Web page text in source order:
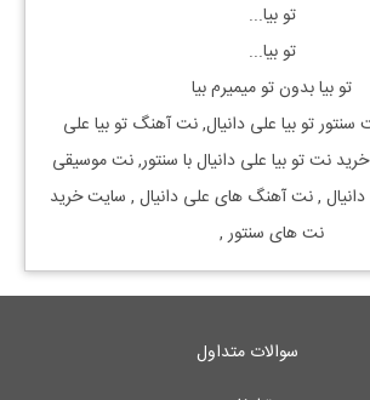
تو بیا...
تو بیا...
تو بیا بدون تو میمیرم بیا
سنتورتو بیا علی دانیال, نت آهنگ تو بیا علی
خرید نتتو بیا علی دانیالبا سنتور, نت موسیقی
, نت آهنگ های علی دانیال , سایت خرید
نت های سنتور ,
سوالات متداول